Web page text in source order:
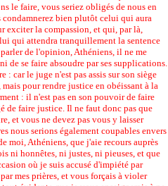
le faire, vous seriez obligés de nous en
condamnerez bien plutôt celui qui aura
exciter la compassion, et qui, par là,
qui attendra tranquillement la sentence
de l'opinion, Athéniens, il ne me
de se faire absoudre par ses supplications.
: car le juge n'est pas assis sur son siège
pour rendre justice en obéissant à la
: il n'est pas en son pouvoir de faire
faire justice. Il ne faut donc pas que
et vous ne devez pas vous y laisser
nous serions également coupables envers
moi, Athéniens, que j'aie recours auprès
ni honnêtes, ni justes, ni pieuses, et que
où je suis accusé d'impiété par
mes prières, et vous forçais à violer